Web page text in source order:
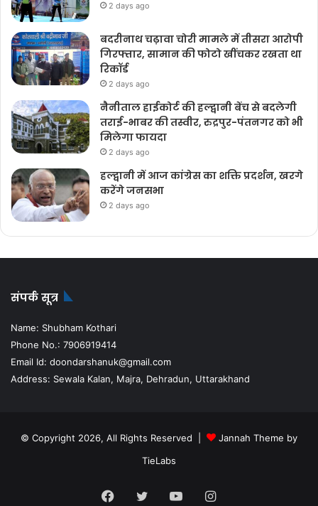
2 days ago
बदरीनाथ चढ़ावा चोरी मामले में तीसरा आरोपी
गिरफ्तार, सामान की फोटो खींचकर रखता था
रिकॉर्ड
2 days ago
नैनीताल हाईकोर्ट की हल्द्वानी बेंच से बदलेगी
तराई-भाबर की तस्वीर, रुद्रपुर-पंतनगर को भी
मिलेगा फायदा
2 days ago
हल्द्वानी में आज कांग्रेस का शक्ति प्रदर्शन, खरगे
करेंगे जनसभा
2 days ago
संपर्क सूत्र
Name: Shubham Kothari
Phone No.: 7906919414
Email Id: doondarshanuk@gmail.com
Address: Sewala Kalan, Majra, Dehradun, Uttarakhand
© Copyright 2026, All Rights Reserved |
Jannah Theme by
TieLabs
Facebook
TwitterYouTubeInstagram